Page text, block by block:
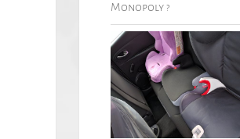
Monopoly ?